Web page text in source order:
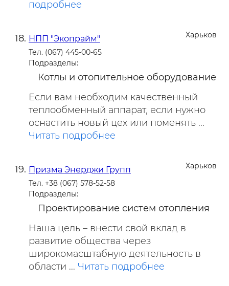
подробнее
Харьков
НПП "Экопрайм"
Тел. (067) 445-00-65
Подразделы:
Котлы и отопительное оборудование
Если вам необходим качественный
теплообменный аппарат, если нужно
оснастить новый цех или поменять ...
Читать подробнее
Харьков
Призма Энерджи Групп
Тел. +38 (067) 578-52-58
Подразделы:
Проектирование систем отопления
Наша цель – внести свой вклад в
развитие общества через
широкомасштабную деятельность в
области ... Читать подробнее